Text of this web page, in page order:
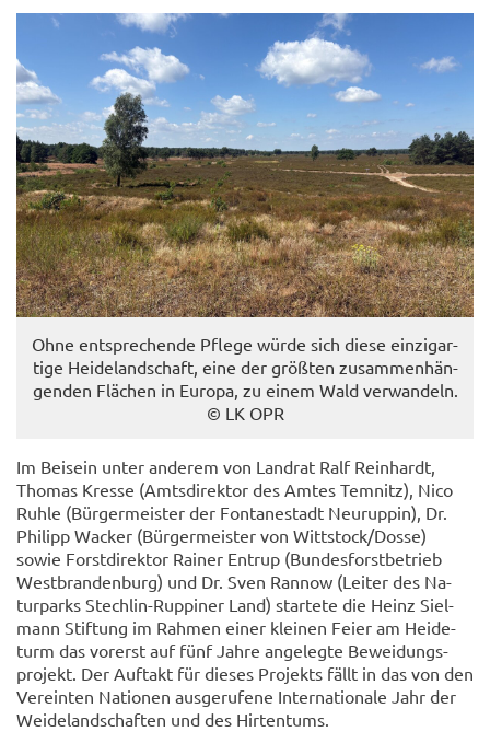
Ohne ent­spre­chen­de Pfle­ge würde sich diese ein­zig­ar­
ti­ge Hei­de­land­schaft, eine der größ­ten zu­sam­men­hän­
gen­den Flä­chen in Eu­ro­pa, zu einem Wald ver­wan­deln.
© LK OPR
Im Bei­sein unter an­de­rem von Land­rat Ralf Rein­hardt,
Tho­mas Kres­se (Amts­di­rek­tor des Amtes Tem­nitz), Nico
Ruhle (Bür­ger­meis­ter der Fon­ta­ne­stadt Neu­rup­pin), Dr.
Phil­ipp Wa­cker (Bür­ger­meis­ter von Witt­stock/Dosse)
sowie Forst­di­rek­tor Rai­ner En­trup (Bun­des­forst­be­trieb
West­bran­den­burg) und Dr. Sven Ran­now (Lei­ter des Na­
tur­parks Stechlin-​Ruppiner Land) star­te­te die Heinz Siel­
mann Stif­tung im Rah­men einer klei­nen Feier am Hei­de­
turm das vor­erst auf fünf Jahre an­ge­leg­te Be­wei­dungs­
pro­jekt. Der Auf­takt für die­ses Pro­jekts fällt in das von den
Ver­ein­ten Na­tio­nen aus­ge­ru­fe­ne In­ter­na­tio­na­le Jahr der
Wei­de­land­schaf­ten und des Hir­ten­tums.